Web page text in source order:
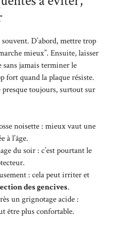
D’abord, mettre trop
mieux”. Ensuite, laisser
sans jamais terminer le
fort quand la plaque résiste.
toujours, surtout sur
noisette : mieux vaut une
à l’âge.
du soir : c’est pourtant le
: cela peut irriter et
des gencives.
un grignotage acide :
être plus confortable.